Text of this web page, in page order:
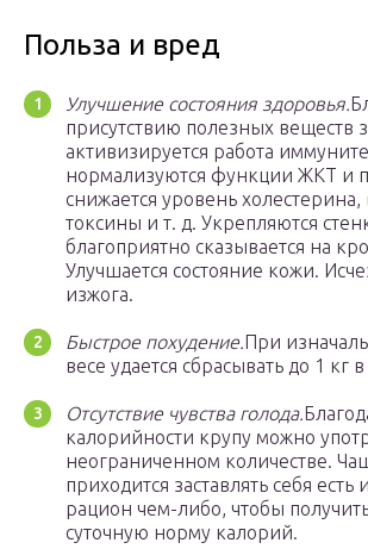
Польза и вред
Улучшение состояния здоровья.
присутствию полезных веществ
активизируется работа
нормализуются функции ЖКТ и
снижается уровень холестерина,
токсины и т. д. Укрепляются
благоприятно сказывается на
Улучшается состояние кожи.
изжога.
Быстрое похудение.При
весе удается сбрасывать до 1 кг в
Отсутствие чувства голода.
калорийности крупу можно
неограниченном количестве.
приходится заставлять себя есть
рацион чем-либо, чтобы
суточную норму калорий.